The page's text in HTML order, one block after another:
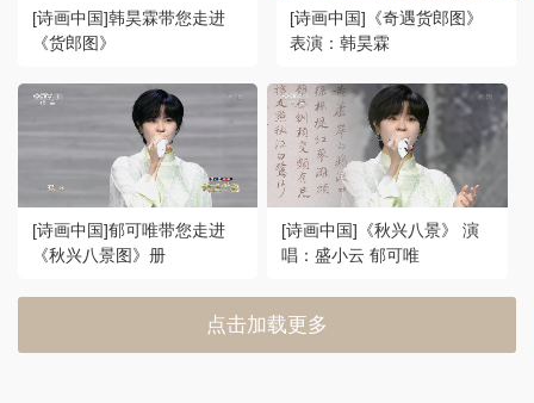
[诗画中国]韩昊霖带您走进
《货郎图》
[诗画中国]《奇遇货郎图》
表演：韩昊霖
[诗画中国]郁可唯带您走进
《秋兴八景图》册
[诗画中国]《秋兴八景》 演
唱：盛小云 郁可唯
点击加载更多